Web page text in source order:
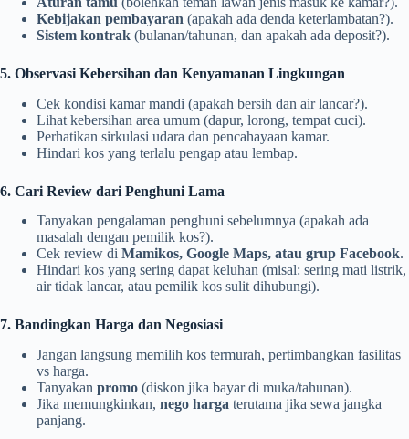
Kebijakan pembayaran (apakah ada denda keterlambatan?).
Sistem kontrak (bulanan/tahunan, dan apakah ada deposit?).
5. Observasi Kebersihan dan Kenyamanan Lingkungan
Cek kondisi kamar mandi (apakah bersih dan air lancar?).
Lihat kebersihan area umum (dapur, lorong, tempat cuci).
Perhatikan sirkulasi udara dan pencahayaan kamar.
Hindari kos yang terlalu pengap atau lembap.
6. Cari Review dari Penghuni Lama
Tanyakan pengalaman penghuni sebelumnya (apakah ada
masalah dengan pemilik kos?).
Cek review di Mamikos, Google Maps, atau grup Facebook.
Hindari kos yang sering dapat keluhan (misal: sering mati listrik,
air tidak lancar, atau pemilik kos sulit dihubungi).
7. Bandingkan Harga dan Negosiasi
Jangan langsung memilih kos termurah, pertimbangkan fasilitas
vs harga.
Tanyakan promo (diskon jika bayar di muka/tahunan).
Jika memungkinkan, nego harga terutama jika sewa jangka
panjang.